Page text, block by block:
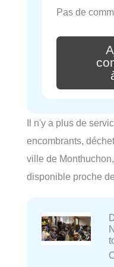
Pas de
Il n'y a plus de
encombrants,
ville de
disponible proche